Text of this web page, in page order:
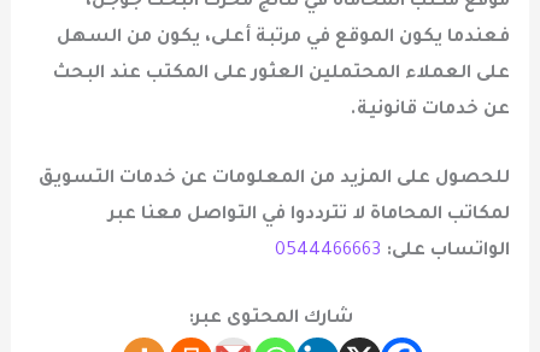
فعندما يكون الموقع في مرتبة أعلى، يكون من السهل
على العملاء المحتملين العثور على المكتب عند البحث
عن خدمات قانونية.
للحصول على المزيد من المعلومات عن خدمات التسويق
لمكاتب المحاماة لا تترددوا في التواصل معنا عبر
الواتساب على:
0544466663
شارك المحتوى عبر: